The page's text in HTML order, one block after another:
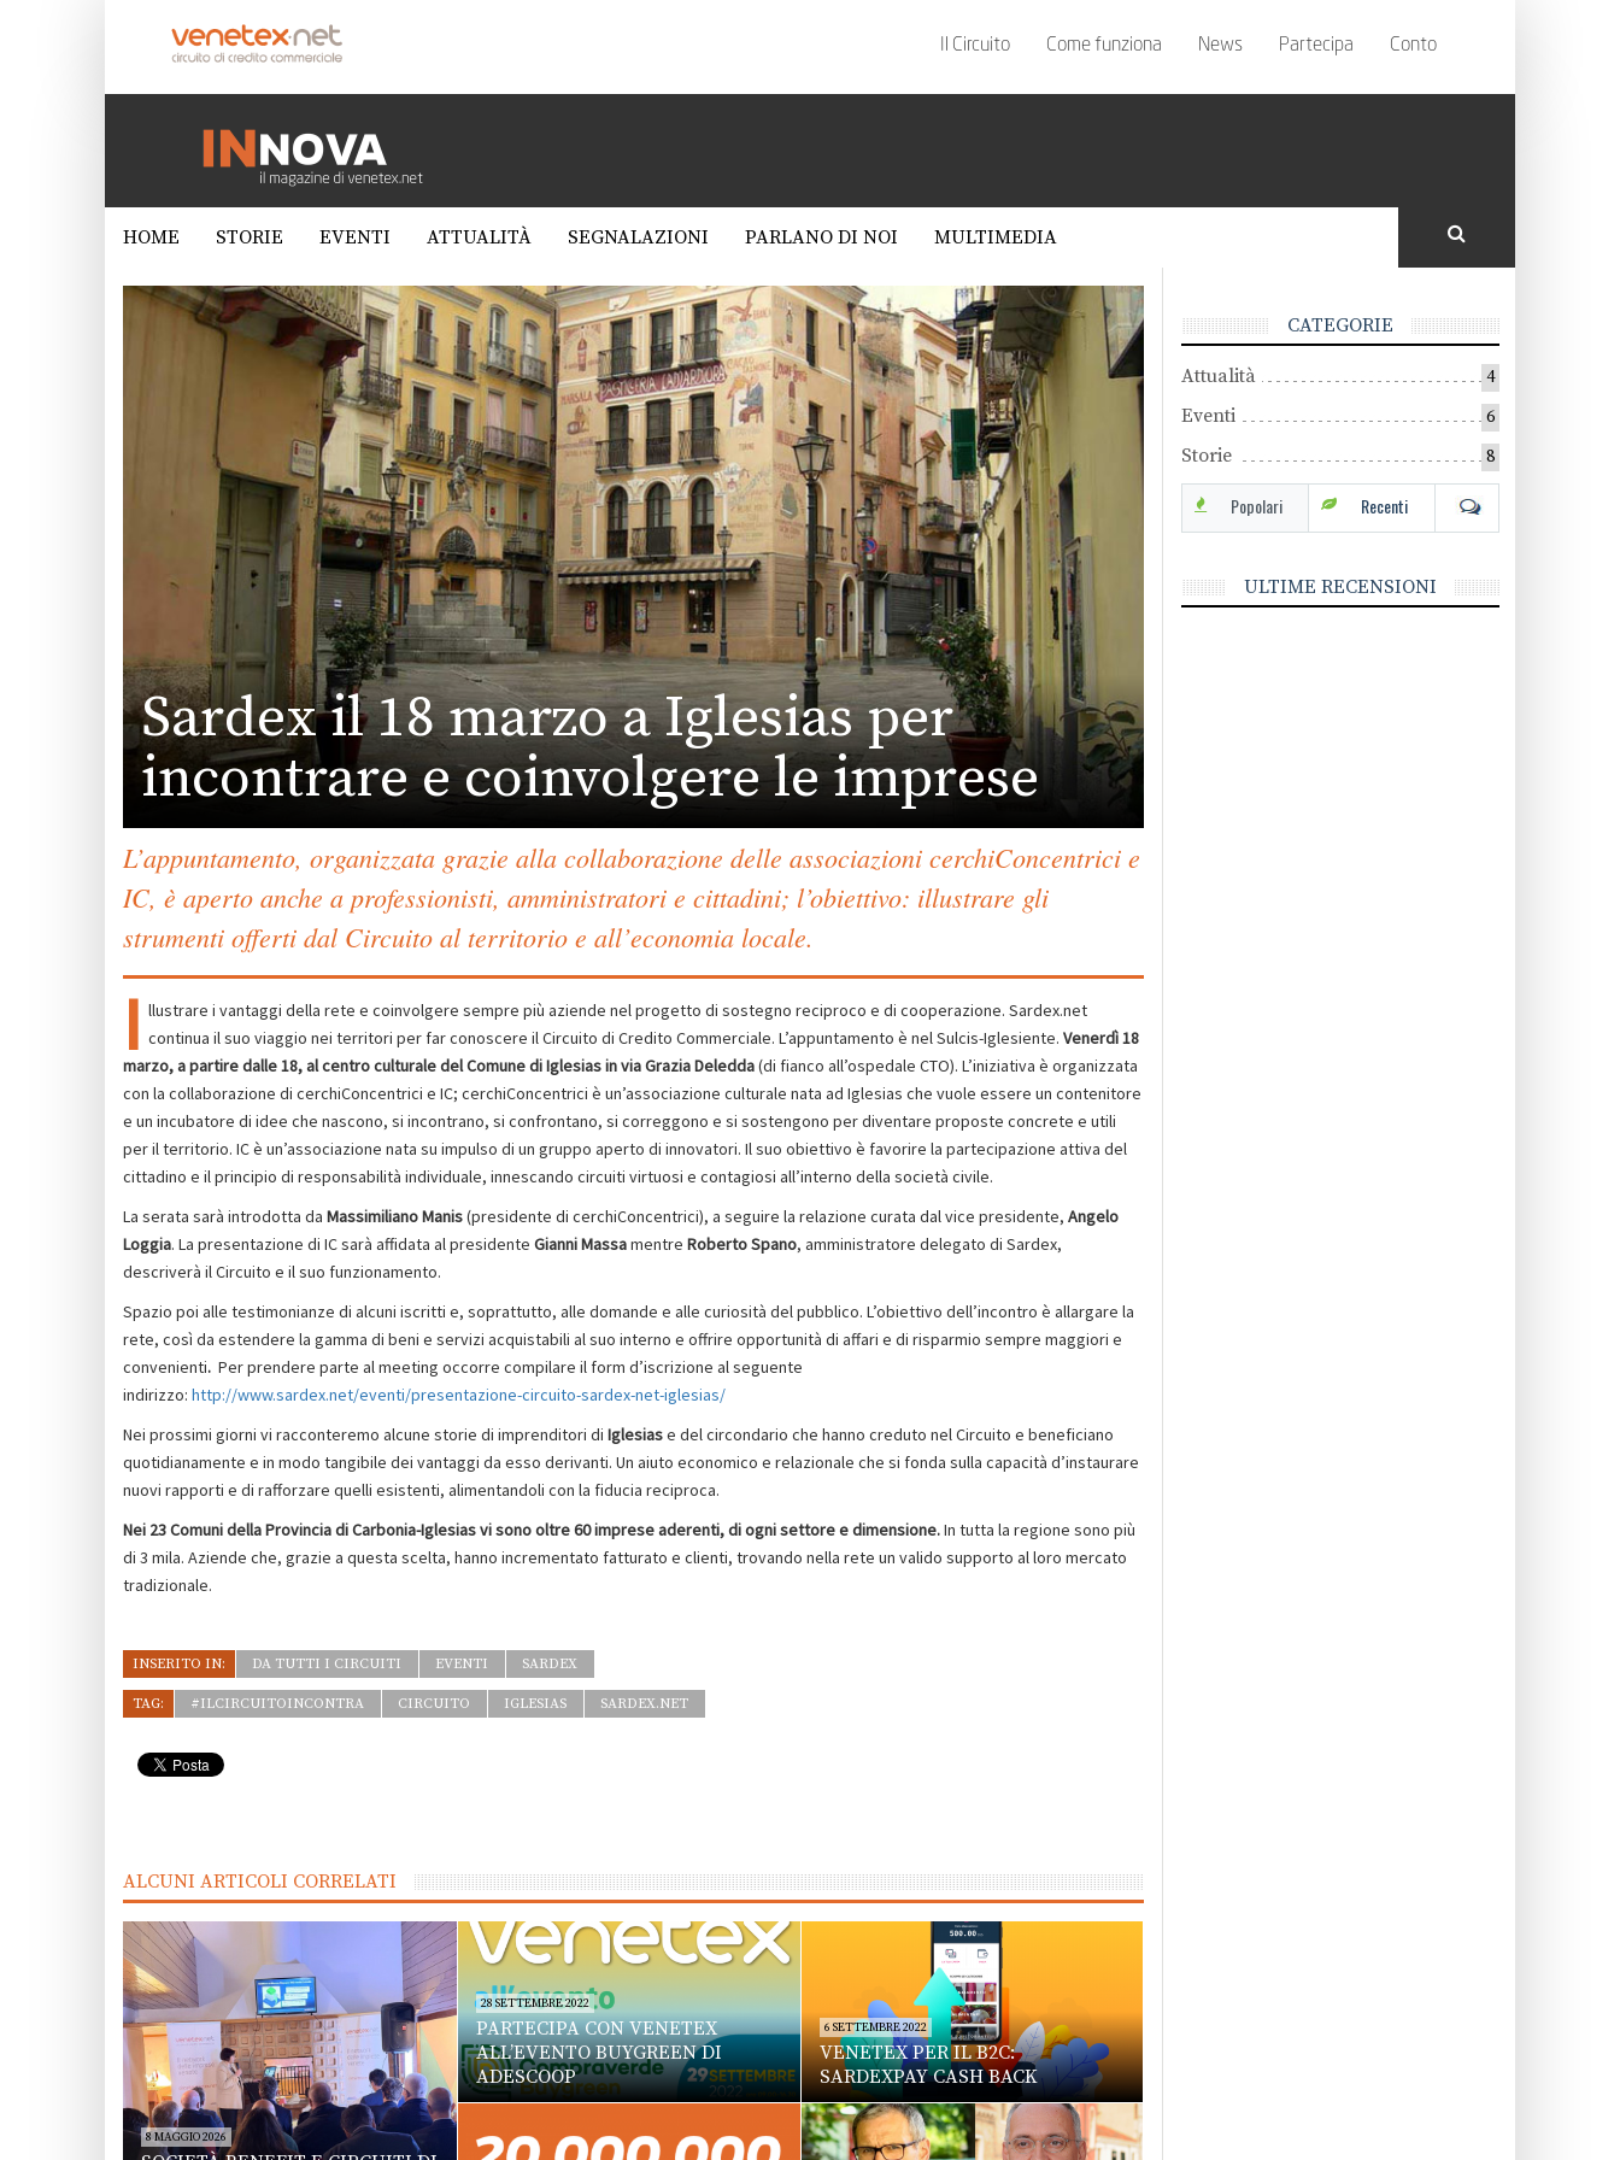
Il Circuito Come funziona News Partecipa Conto
HOME STORIE EVENTI ATTUALITÀ SEGNALAZIONI PARLANO DI NOI MULTIMEDIA
Sardex il 18 marzo a Iglesias per
incontrare e coinvolgere le imprese
L’appuntamento, organizzata grazie alla collaborazione delle associazioni cerchiConcentrici e
IC, è aperto anche a professionisti, amministratori e cittadini; l’obiettivo: illustrare gli
strumenti offerti dal Circuito al territorio e all’economia locale.
I llustrare i vantaggi della rete e coinvolgere sempre più aziende nel progetto di sostegno reciproco e di cooperazione. Sardex.net
continua il suo viaggio nei territori per far conoscere il Circuito di Credito Commerciale. L’appuntamento è nel Sulcis-Iglesiente. Venerdì 18
marzo, a partire dalle 18, al centro culturale del Comune di Iglesias in via Grazia Deledda(di fianco all’ospedale CTO). L’iniziativa è organizzata
con la collaborazione di cerchiConcentrici e IC; cerchiConcentrici è un’associazione culturale nata ad Iglesias che vuole essere un contenitore
e un incubatore di idee che nascono, si incontrano, si confrontano, si correggono e si sostengono per diventare proposte concrete e utili
per il territorio. IC è un’associazione nata su impulso di un gruppo aperto di innovatori. Il suo obiettivo è favorire la partecipazione attiva del
cittadino e il principio di responsabilità individuale, innescando circuiti virtuosi e contagiosi all’interno della società civile.
La serata sarà introdotta da Massimiliano Manis(presidente di cerchiConcentrici), a seguire la relazione curata dal vice presidente, Angelo
Loggia. La presentazione di IC sarà affidata al presidente Gianni Massamentre Roberto Spano, amministratore delegato di Sardex,
descriverà il Circuito e il suo funzionamento.
Spazio poi alle testimonianze di alcuni iscritti e, soprattutto, alle domande e alle curiosità del pubblico. L’obiettivo dell’incontro è allargare la
rete, così da estendere la gamma di beni e servizi acquistabili al suo interno e offrire opportunità di affari e di risparmio sempre maggiori e
convenienti. Per prendere parte al meeting occorre compilare il form d’iscrizione al seguente
indirizzo: http://www.sardex.net/eventi/presentazione-circuito-sardex-net-iglesias/
Nei prossimi giorni vi racconteremo alcune storie di imprenditori di Iglesiase del circondario che hanno creduto nel Circuito e beneficiano
quotidianamente e in modo tangibile dei vantaggi da esso derivanti. Un aiuto economico e relazionale che si fonda sulla capacità d’instaurare
nuovi rapporti e di rafforzare quelli esistenti, alimentandoli con la fiducia reciproca.
Nei 23 Comuni della Provincia di Carbonia-Iglesias vi sono oltre 60 imprese aderenti, di ogni settore e dimensione.In tutta la regione sono più
di 3 mila. Aziende che, grazie a questa scelta, hanno incrementato fatturato e clienti, trovando nella rete un valido supporto al loro mercato
tradizionale.
INSERITO IN: DA TUTTI I CIRCUITI EVENTI SARDEX
TAG: #ILCIRCUITOINCONTRA CIRCUITO IGLESIAS SARDEX.NET
ALCUNI ARTICOLI CORRELATI
8 MAGGIO 2026
28 SETTEMBRE 2022
PARTECIPA CON VENETEX
ALL’EVENTO BUYGREEN DI
ADESCOOP
6 SETTEMBRE 2022
VENETEX PER IL B2C:
SARDEXPAY CASH BACK
CATEGORIE
Attualità 4
Eventi 6
Storie 8
Popolari Recenti
ULTIME RECENSIONI